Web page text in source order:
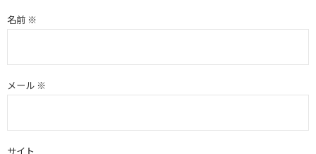
名前 ※
メール ※
サイト